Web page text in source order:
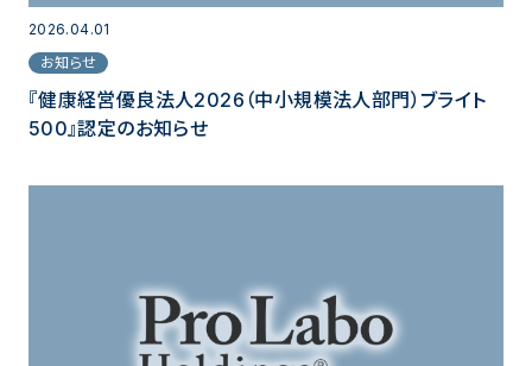
2026.04.01
お知らせ
『健康経営優良法人2026（中小規模法人部門）ブライト
500』認定のお知らせ